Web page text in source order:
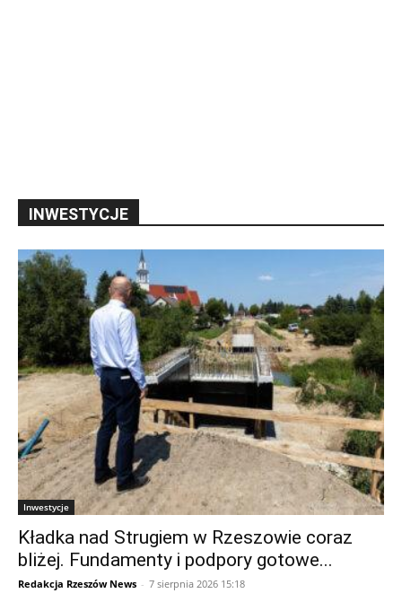
INWESTYCJE
Inwestycje
Kładka nad Strugiem w Rzeszowie coraz
bliżej. Fundamenty i podpory gotowe...
Redakcja Rzeszów News - 7 sierpnia 2026 15:18